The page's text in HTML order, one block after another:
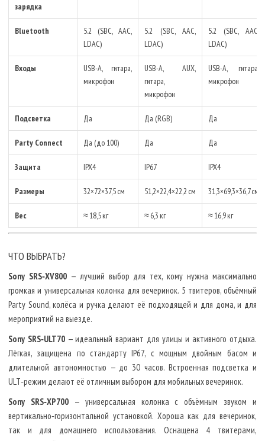
зарядка
Bluetooth
5.2 (SBC, AAC,
LDAC)
5.2 (SBC, AAC,
LDAC)
5.2 (SBC, AAC,
LDAC)
Входы
USB-A, гитара,
микрофон
USB-A, AUX,
гитара,
микрофон
USB-A, гитара,
микрофон
Подсветка Да Да (RGB) Да
Party Connect Да (до 100) Да Да
Защита IPX4 IP67 IPX4
Размеры 32×72×37,5 см 51,2×22,4×22,2 см 31,3×69,3×36,7 см
Вес ≈ 18,5 кг ≈ 6,3 кг ≈ 16,9 кг
ЧТО ВЫБРАТЬ?
Sony SRS‑XV800— лучший выбор для тех, кому нужна максимально
громкая и универсальная колонка для вечеринок. 5 твитеров, объёмный
Party Sound, колёса и ручка делают её подходящей и для дома, и для
мероприятий на выезде.
Sony SRS‑ULT70— идеальный вариант для улицы и активного отдыха.
Лёгкая, защищена по стандарту IP67, с мощным двойным басом и
длительной автономностью — до 30 часов. Встроенная подсветка и
ULT‑режим делают её отличным выбором для мобильных вечеринок.
Sony SRS‑XP700— универсальная колонка с объёмным звуком и
вертикально‑горизонтальной установкой. Хороша как для вечеринок,
так и для домашнего использования. Оснащена 4 твитерами,